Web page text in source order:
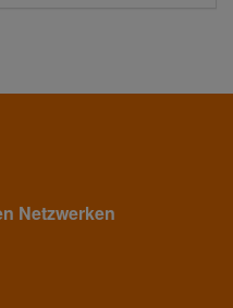
Netzwerken